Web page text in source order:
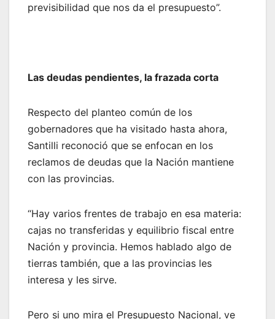
previsibilidad que nos da el presupuesto”.
Las deudas pendientes, la frazada corta
Respecto del planteo común de los
gobernadores que ha visitado hasta ahora,
Santilli reconoció que se enfocan en los
reclamos de deudas que la Nación mantiene
con las provincias.
“Hay varios frentes de trabajo en esa materia:
cajas no transferidas y equilibrio fiscal entre
Nación y provincia. Hemos hablado algo de
tierras también, que a las provincias les
interesa y les sirve.
Pero si uno mira el Presupuesto Nacional, ve